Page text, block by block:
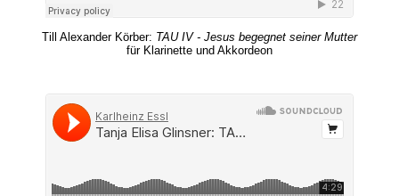
Till Alexander Körber: TAU IV - Jesus begegnet seiner Mutter
für Klarinette und Akkordeon